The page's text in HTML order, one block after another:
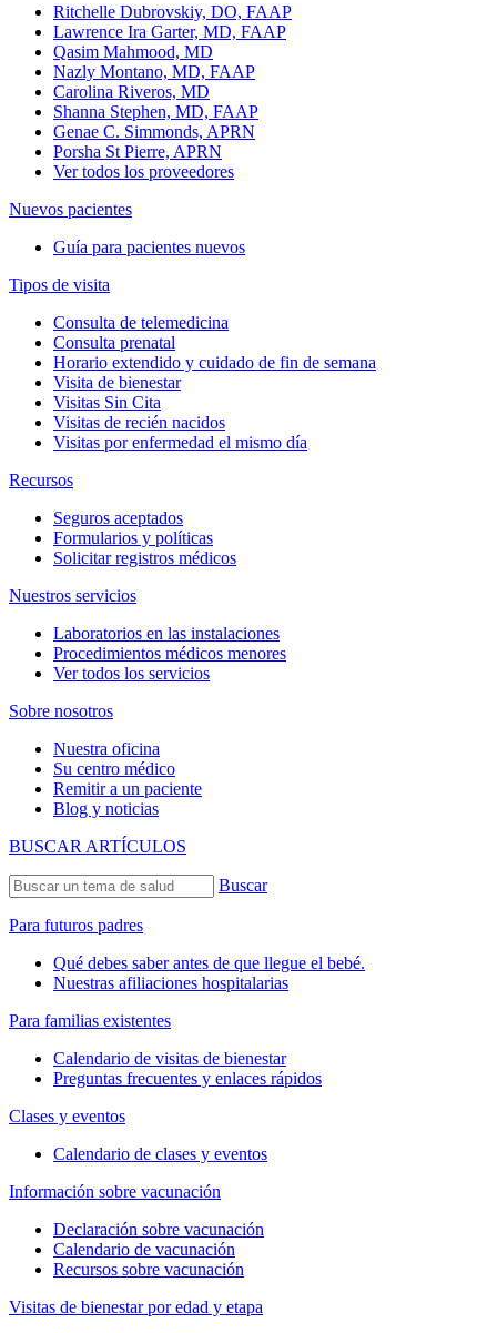
Ritchelle Dubrovskiy, DO, FAAP
Lawrence Ira Garter, MD, FAAP
Qasim Mahmood, MD
Nazly Montano, MD, FAAP
Carolina Riveros, MD
Shanna Stephen, MD, FAAP
Genae C. Simmonds, APRN
Porsha St Pierre, APRN
Ver todos los proveedores
Nuevos pacientes
Guía para pacientes nuevos
Tipos de visita
Consulta de telemedicina
Consulta prenatal
Horario extendido y cuidado de fin de semana
Visita de bienestar
Visitas Sin Cita
Visitas de recién nacidos
Visitas por enfermedad el mismo día
Recursos
Seguros aceptados
Formularios y políticas
Solicitar registros médicos
Nuestros servicios
Laboratorios en las instalaciones
Procedimientos médicos menores
Ver todos los servicios
Sobre nosotros
Nuestra oficina
Su centro médico
Remitir a un paciente
Blog y noticias
BUSCAR ARTÍCULOS
Buscar
Para futuros padres
Qué debes saber antes de que llegue el bebé.
Nuestras afiliaciones hospitalarias
Para familias existentes
Calendario de visitas de bienestar
Preguntas frecuentes y enlaces rápidos
Clases y eventos
Calendario de clases y eventos
Información sobre vacunación
Declaración sobre vacunación
Calendario de vacunación
Recursos sobre vacunación
Visitas de bienestar por edad y etapa